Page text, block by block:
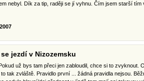
nebyl. Dík za tip, raději se jí vyhnu. Čím jsem starší
jezdí v Nizozemsku
už bys tam přeci jen zabloudil, chce si to zvyknout.
to tak zvláště. Pravidlo první ... žádná pravidla nejsou.